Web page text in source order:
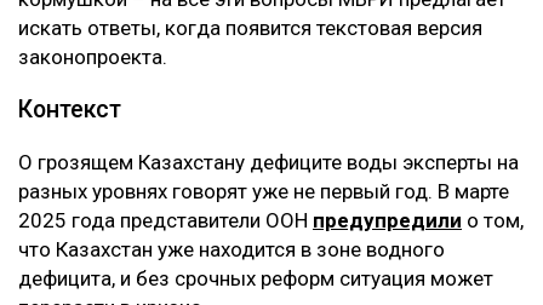
искать ответы, когда появится текстовая версия
законопроекта.
Контекст
О грозящем Казахстану дефиците воды эксперты на
разных уровнях говорят уже не первый год. В марте
2025 года представители ООН предупредили о том,
что Казахстан уже находится в зоне водного
дефицита, и без срочных реформ ситуация может